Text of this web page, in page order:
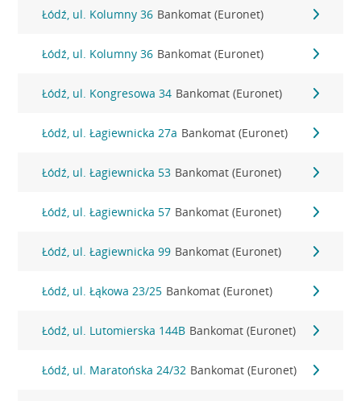
Łódź, ul. Kolumny 36 Bankomat (Euronet)
Łódź, ul. Kolumny 36 Bankomat (Euronet)
Łódź, ul. Kongresowa 34 Bankomat (Euronet)
Łódź, ul. Łagiewnicka 27a Bankomat (Euronet)
Łódź, ul. Łagiewnicka 53 Bankomat (Euronet)
Łódź, ul. Łagiewnicka 57 Bankomat (Euronet)
Łódź, ul. Łagiewnicka 99 Bankomat (Euronet)
Łódź, ul. Łąkowa 23/25 Bankomat (Euronet)
Łódź, ul. Lutomierska 144B Bankomat (Euronet)
Łódź, ul. Maratońska 24/32 Bankomat (Euronet)